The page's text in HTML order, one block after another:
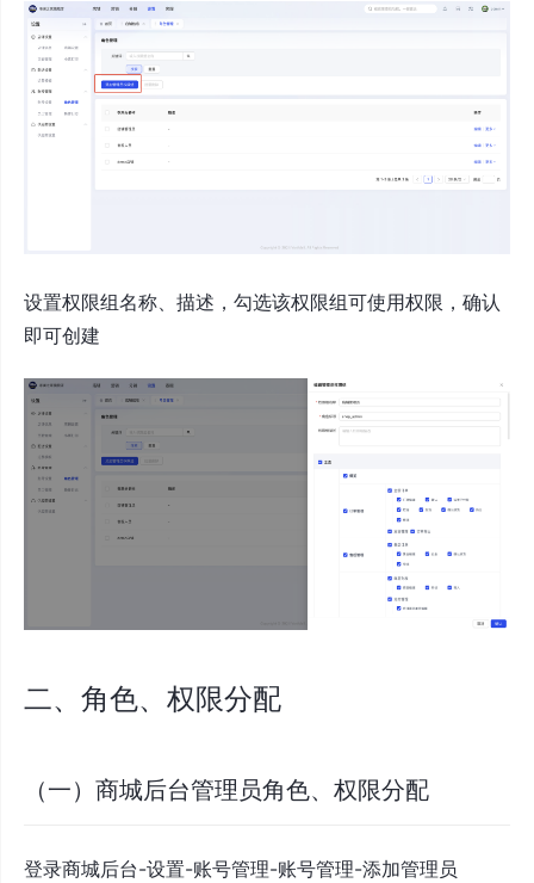
设置权限组名称、描述，勾选该权限组可使用权限，确认
即可创建
二、角色、权限分配
（一）商城后台管理员角色、权限分配
登录商城后台-设置-账号管理-账号管理-添加管理员